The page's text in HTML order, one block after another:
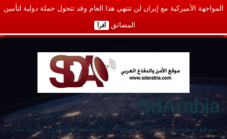
المواجهة الأميركية مع إيران لن تنتهي هذا العام وقد تتحول حملة دولية لتأمين
المضائق أقرأ
SdArabia
موقع متخصص في كافة المجالات الأمنية والعسكرية والدفاعية،